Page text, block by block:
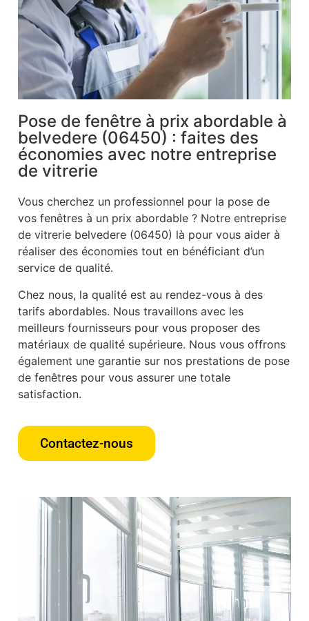
Pose de fenêtre à prix abordable à
belvedere (06450) : faites des
économies avec notre entreprise
de vitrerie
Vous cherchez un professionnel pour la pose de
vos fenêtres à un prix abordable ? Notre entreprise
de vitrerie belvedere (06450) là pour vous aider à
réaliser des économies tout en bénéficiant d’un
service de qualité.
Chez nous, la qualité est au rendez-vous à des
tarifs abordables. Nous travaillons avec les
meilleurs fournisseurs pour vous proposer des
matériaux de qualité supérieure. Nous vous offrons
également une garantie sur nos prestations de pose
de fenêtres pour vous assurer une totale
satisfaction.
Contactez-nous